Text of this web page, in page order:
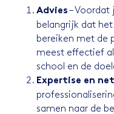
Advies –
belangrijk dat
bereiken met de
meest effectief
school en de
Expertise en
samen naar de